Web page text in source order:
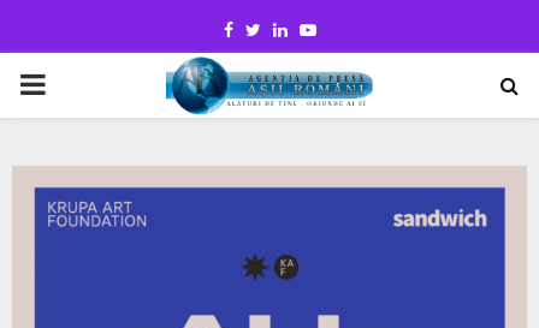
Facebook
TwitterLinkedinYoutube
PRIMARY